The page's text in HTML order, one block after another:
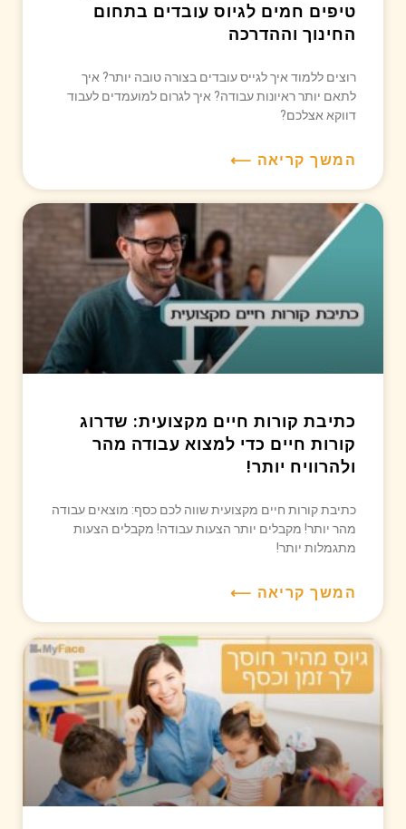
טיפים חמים לגיוס עובדים בתחום
החינוך וההדרכה
רוצים ללמוד איך לגייס עובדים בצורה טובה יותר? איך
לתאם יותר ראיונות עבודה? איך לגרום למועמדים לעבוד
דווקא אצלכם?
המשך קריאה ⟵
כתיבת קורות חיים מקצועית: שדרוג
קורות חיים כדי למצוא עבודה מהר
ולהרוויח יותר!
כתיבת קורות חיים מקצועית שווה לכם כסף: מוצאים עבודה
מהר יותר! מקבלים יותר הצעות עבודה! מקבלים הצעות
מתגמלות יותר!
המשך קריאה ⟵